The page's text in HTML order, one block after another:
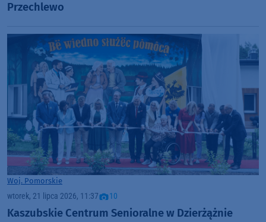
Przechlewo
Woj. Pomorskie
wtorek, 21 lipca 2026, 11:37 10
Kaszubskie Centrum Senioralne w Dzierżążnie